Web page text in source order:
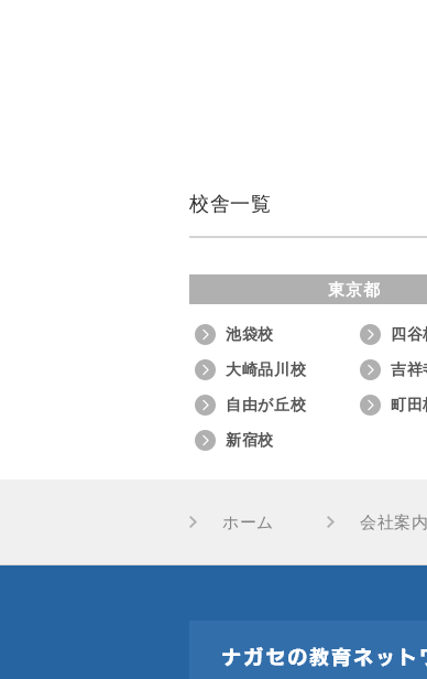
校舎一覧
東京都
池袋校
四谷
大崎品川校
吉祥
自由が丘校
町田
新宿校
ホーム 会社案内